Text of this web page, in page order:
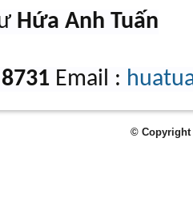
Hứa Anh Tuấn
Email :
© Copyright